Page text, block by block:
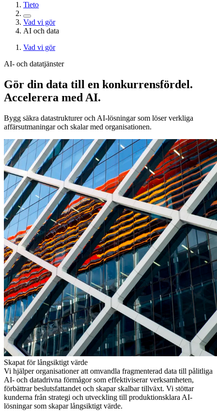
Tieto
Vad vi gör
AI och data
Vad vi gör
AI- och datatjänster
Gör din data till en konkurrensfördel.
Accelerera med AI.
Bygg säkra datastrukturer och AI-lösningar som löser verkliga
affärsutmaningar och skalar med organisationen.
Skapat för långsiktigt värde
Vi hjälper organisationer att omvandla fragmenterad data till pålitliga
AI- och datadrivna förmågor som effektiviserar verksamheten,
förbättrar beslutsfattandet och skapar skalbar tillväxt. Vi stöttar
kunderna från strategi och utveckling till produktionsklara AI-
lösningar som skapar långsiktigt värde.